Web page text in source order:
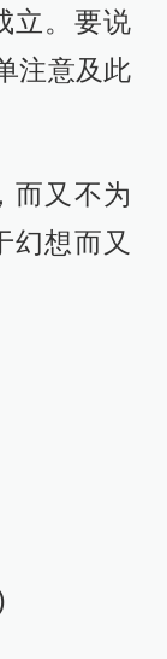
立。要说
注意及此
而又不为
幻想而又